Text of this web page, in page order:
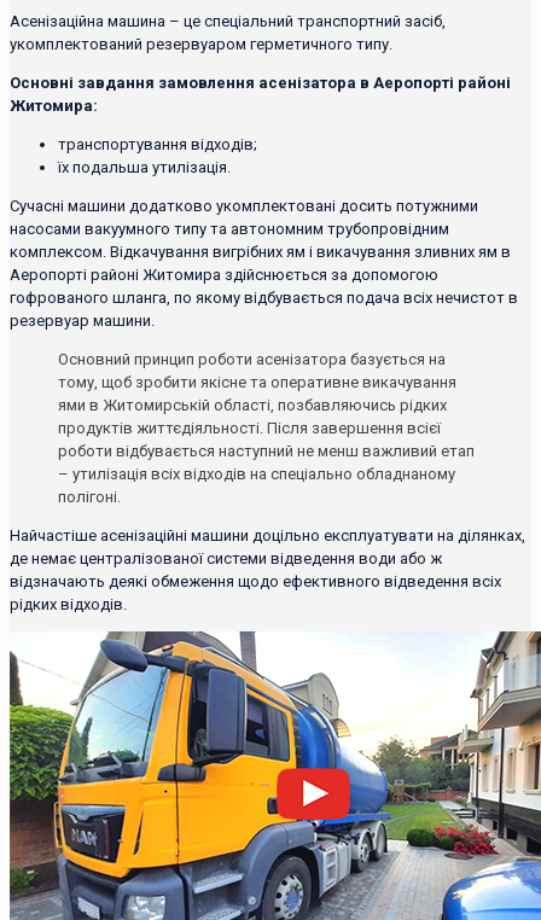
Асенізаційна машина – це спеціальний транспортний засіб,
укомплектований резервуаром герметичного типу.
Основні завдання замовлення асенізатора в Аеропорті районі
Житомира:
транспортування відходів;
їх подальша утилізація.
Сучасні машини додатково укомплектовані досить потужними
насосами вакуумного типу та автономним трубопровідним
комплексом. Відкачування вигрібних ям і викачування зливних ям в
Аеропорті районі Житомира здійснюється за допомогою
гофрованого шланга, по якому відбувається подача всіх нечистот в
резервуар машини.
Основний принцип роботи асенізатора базується на
тому, щоб зробити якісне та оперативне викачування
ями в Житомирській області, позбавляючись рідких
продуктів життєдіяльності. Після завершення всієї
роботи відбувається наступний не менш важливий етап
– утилізація всіх відходів на спеціально обладнаному
полігоні.
Найчастіше асенізаційні машини доцільно експлуатувати на ділянках,
де немає централізованої системи відведення води або ж
відзначають деякі обмеження щодо ефективного відведення всіх
рідких відходів.